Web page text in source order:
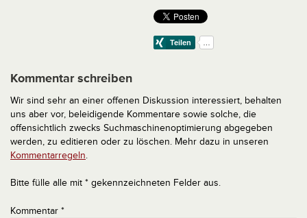
Kommentar schreiben
Wir sind sehr an einer offenen Diskussion interessiert, behalten
uns aber vor, beleidigende Kommentare sowie solche, die
offensichtlich zwecks Suchmaschinenoptimierung abgegeben
werden, zu editieren oder zu löschen. Mehr dazu in unseren
Kommentarregeln.
Bitte fülle alle mit * gekennzeichneten Felder aus.
Kommentar *